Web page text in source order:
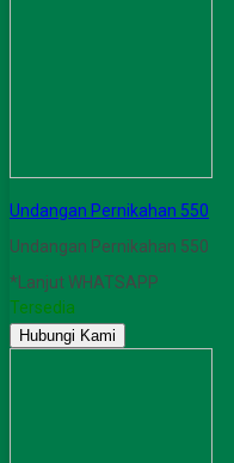
Undangan Pernikahan 550
Undangan Pernikahan 550
*Lanjut WHATSAPP
Tersedia
Hubungi Kami